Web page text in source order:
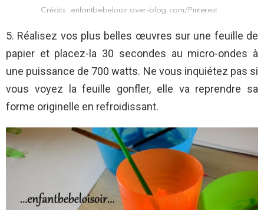
Crédits : enfantbebeloisir.over-blog.com/Pinterest
5. Réalisez vos plus belles œuvres sur une feuille de
papier et placez-la 30 secondes au micro-ondes à
une puissance de 700 watts. Ne vous inquiétez pas si
vous voyez la feuille gonfler, elle va reprendre sa
forme originelle en refroidissant.